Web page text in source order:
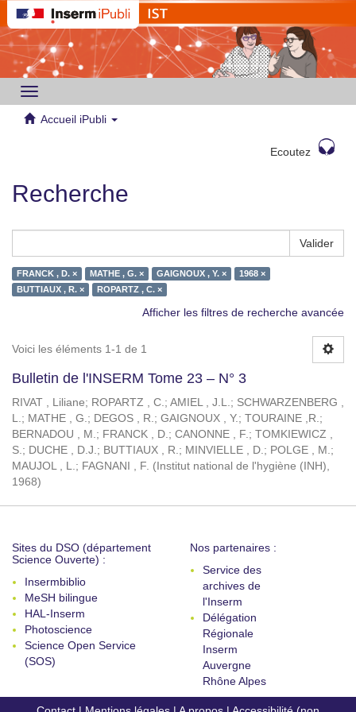
Toggle
navigation
Accueil iPubli
Ecoutez
Recherche
Valider
FRANCK , D. × MATHE , G. × GAIGNOUX , Y. ×
1968 ×
BUTTIAUX , R. ×
ROPARTZ , C. ×
Afficher les filtres de recherche avancée
Voici les éléments 1-1 de 1
Bulletin de l'INSERM Tome 23 – N° 3
RIVAT , Liliane; ROPARTZ , C.; AMIEL , J.L.; SCHWARZENBERG ,
L.; MATHE , G.; DEGOS , R.; GAIGNOUX , Y.; TOURAINE ,R.;
BERNADOU , M.; FRANCK , D.; CANONNE , F.; TOMKIEWICZ ,
S.; DUCHE , D.J.; BUTTIAUX , R.; MINVIELLE , D.; POLGE , M.;
MAUJOL , L.; FAGNANI , F. ( Institut national de l'hygiène (INH),
1968)
Sites du DSO (département
Science Ouverte) :
Insermbiblio
MeSH bilingue
HAL-Inserm
Photoscience
Science Open Service
(SOS)
Nos partenaires :
Service des
archives de
l'Inserm
Délégation
Régionale
Inserm
Auvergne
Rhône Alpes